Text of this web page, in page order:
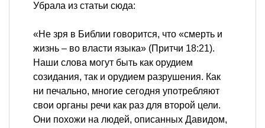
Убрала из статьи сюда:
«Не зря в Библии говорится, что «смерть и
жизнь – во власти языка» (Притчи 18:21).
Наши слова могут быть как орудием
созидания, так и орудием разрушения. Как
ни печально, многие сегодня употребляют
свои органы речи как раз для второй цели.
Они похожи на людей, описанных Давидом,